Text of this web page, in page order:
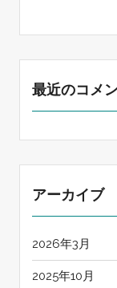
最近のコメ
アーカイブ
2026年3月
2025年10月